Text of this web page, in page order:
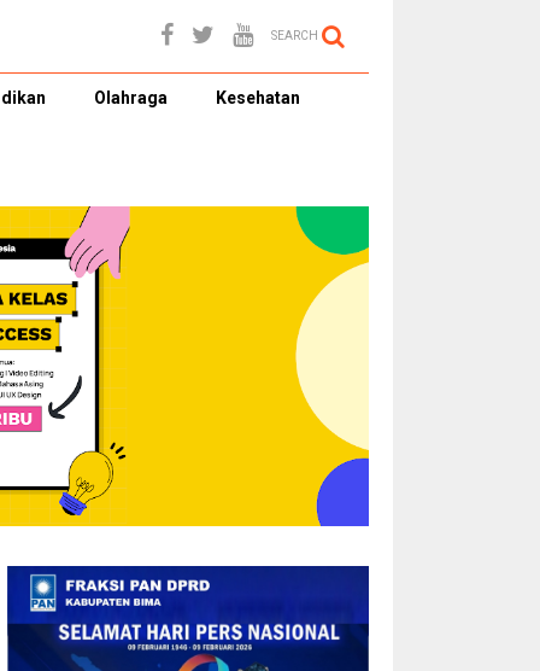
SEARCH
Olahraga Kesehatan